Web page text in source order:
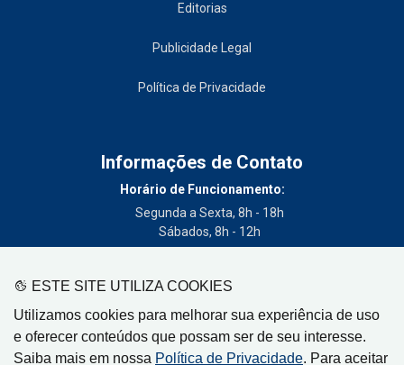
ESTE SITE UTILIZA COOKIES
Utilizamos cookies para melhorar sua experiência de uso
e oferecer conteúdos que possam ser de seu interesse.
Saiba mais em nossa Política de Privacidade. Para aceitar
Editorias
Publicidade Legal
Política de Privacidade
Informações de Contato
Horário de Funcionamento:
Segunda a Sexta, 8h - 18h
Sábados, 8h - 12h
(19) 3404-3700
Circulação:
Limeira - SP, Artur Nogueira - SP, Cordeirópolis - SP,
Engenheiro Coelho - SP, Iracemápolis - SP